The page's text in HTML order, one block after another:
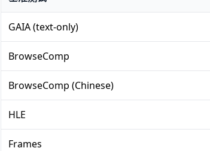
GAIA (text-only)
BrowseComp
BrowseComp (Chinese)
HLE
Frames